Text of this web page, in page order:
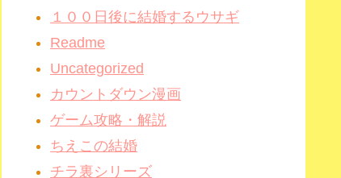
１００日後に結婚するウサギ
Readme
Uncategorized
カウントダウン漫画
ゲーム攻略・解説
ちえこの結婚
チラ裏シリーズ